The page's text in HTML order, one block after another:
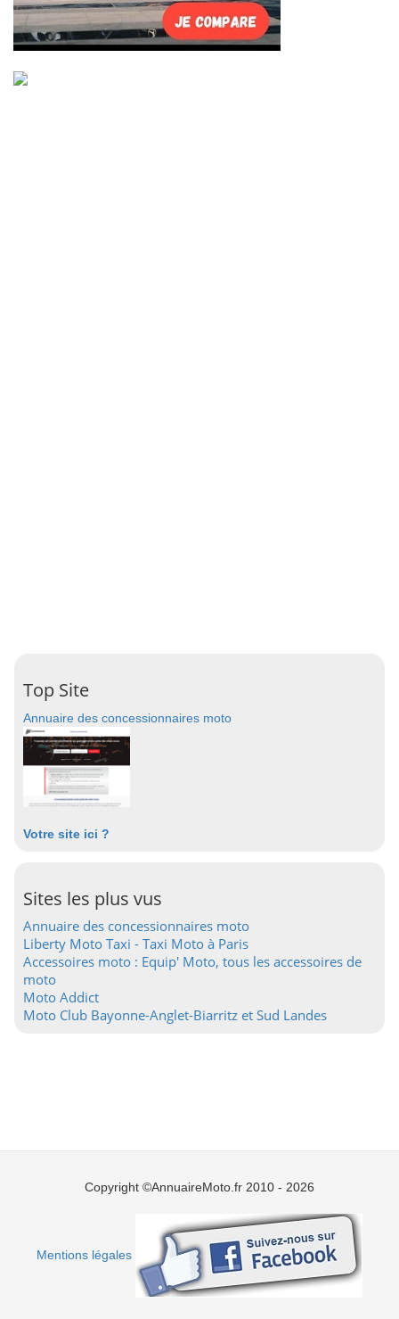
Top Site
Annuaire des concessionnaires moto
Votre site ici ?
Sites les plus vus
Annuaire des concessionnaires moto
Liberty Moto Taxi - Taxi Moto à Paris
Accessoires moto : Equip' Moto, tous les accessoires de
moto
Moto Addict
Moto Club Bayonne-Anglet-Biarritz et Sud Landes
Copyright ©AnnuaireMoto.fr 2010 - 2026
Mentions légales